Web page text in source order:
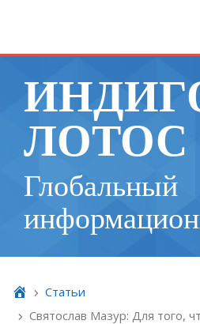
ЛОТОС
Глобальный
Cтатьи
Святослав Мазур: Для того,